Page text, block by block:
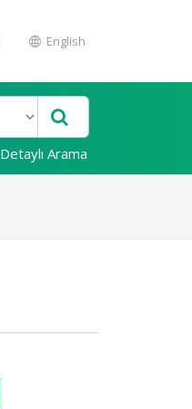
English
Detaylı Arama